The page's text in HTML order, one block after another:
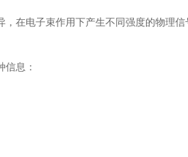
在电子束作用下产生不同强度的物理
息：